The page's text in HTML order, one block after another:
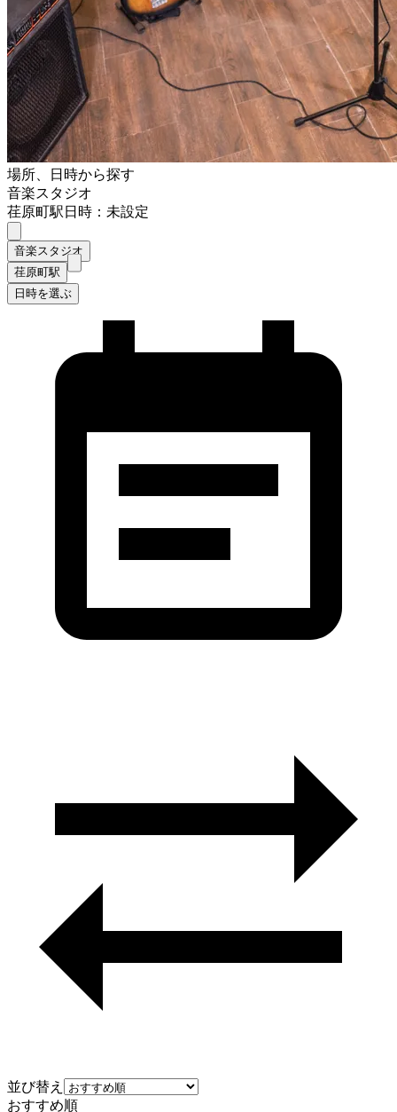
場所、日時から探す
音楽スタジオ
荏原町駅日時：未設定
音楽スタジオ
荏原町駅
日時を選ぶ
並び替え
おすすめ順